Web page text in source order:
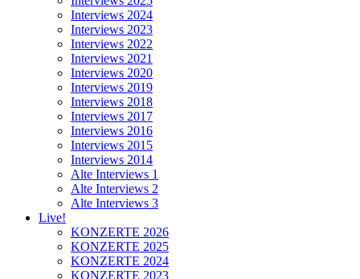
Interviews 2024
Interviews 2023
Interviews 2022
Interviews 2021
Interviews 2020
Interviews 2019
Interviews 2018
Interviews 2017
Interviews 2016
Interviews 2015
Interviews 2014
Alte Interviews 1
Alte Interviews 2
Alte Interviews 3
Live!
KONZERTE 2026
KONZERTE 2025
KONZERTE 2024
KONZERTE 2023